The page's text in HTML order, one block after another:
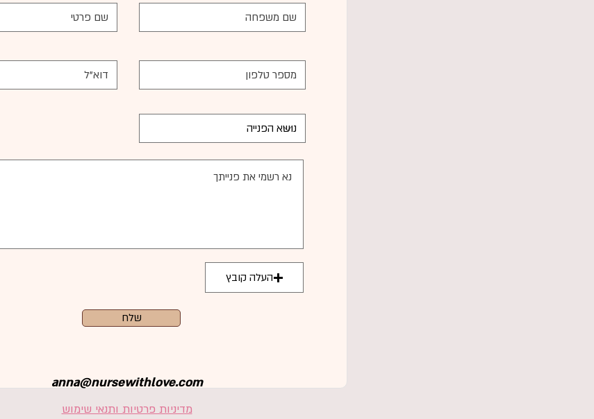
עבור התינוק והאם – מבוסס
שלח
העלה קובץ
anna@nursewithlove.com
מדיניות פרטיות ותנאי שימוש